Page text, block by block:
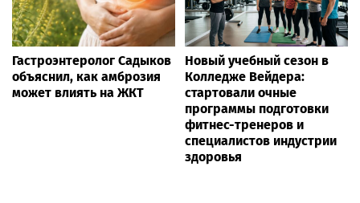
Гастроэнтеролог Садыков
объяснил, как амброзия
может влиять на ЖКТ
Новый учебный сезон в
Колледже Вейдера:
стартовали очные
программы подготовки
фитнес-тренеров и
специалистов индустрии
здоровья